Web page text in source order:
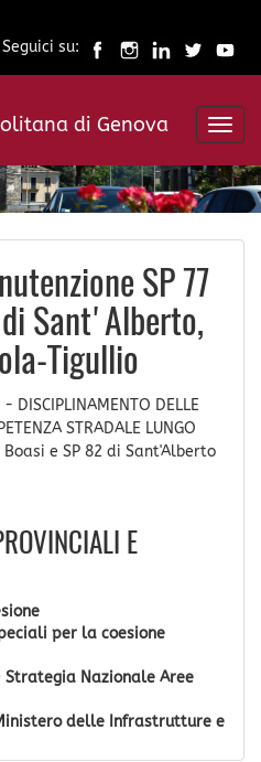
Seguici su:
di Genova
SP 77
Sant'Alberto,
Tigullio
DELLE
STRADALE LUNGO
Boasi e SP 82 di Sant'Alberto
E
per la coesione
Strategia Nazionale Aree
delle Infrastrutture e